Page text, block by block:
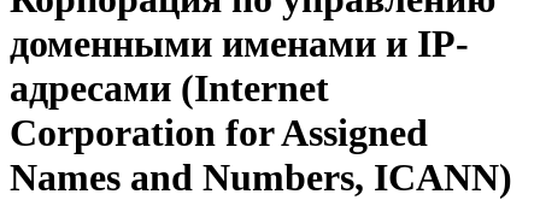
доменными именами и IP-
адресами (Internet
Corporation for Assigned
Names and Numbers, ICANN)